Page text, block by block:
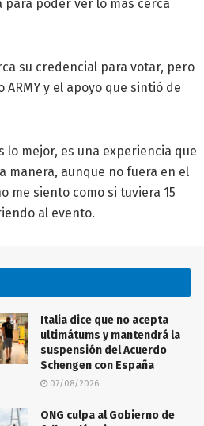
poder ver lo más cerca
su credencial para votar, pero
y el apoyo que sintió de
lo mejor, es una experiencia que
manera, aunque no fuera en el
me siento como si tuviera 15
al evento.
Italia dice que no acepta
ultimátums y mantendrá la
suspensión del Acuerdo
Schengen con España
07/08/2026
ONG culpa al Gobierno de